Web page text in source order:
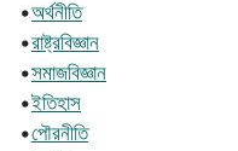
•অর্থনীতি
•রাষ্ট্রবিজ্ঞান
•সমাজবিজ্ঞান
•ইতিহাস
•পৌরনীতি